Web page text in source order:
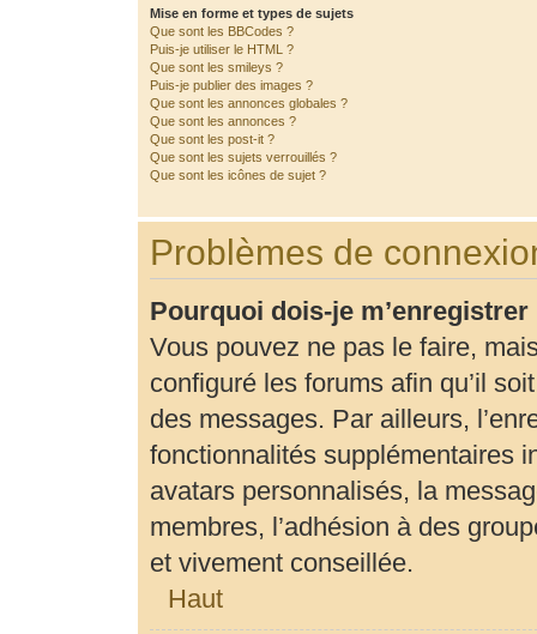
Mise en forme et types de sujets
Que sont les BBCodes ?
Puis-je utiliser le HTML ?
Que sont les smileys ?
Puis-je publier des images ?
Que sont les annonces globales ?
Que sont les annonces ?
Que sont les post-it ?
Que sont les sujets verrouillés ?
Que sont les icônes de sujet ?
Problèmes de
Pourquoi dois-je m’enregistrer
Vous pouvez ne pas le faire,
configuré les forums afin qu’il
des messages. Par ailleurs,
fonctionnalités supplémentaires
avatars personnalisés, la
membres, l’adhésion à des
et vivement conseillée.
Haut